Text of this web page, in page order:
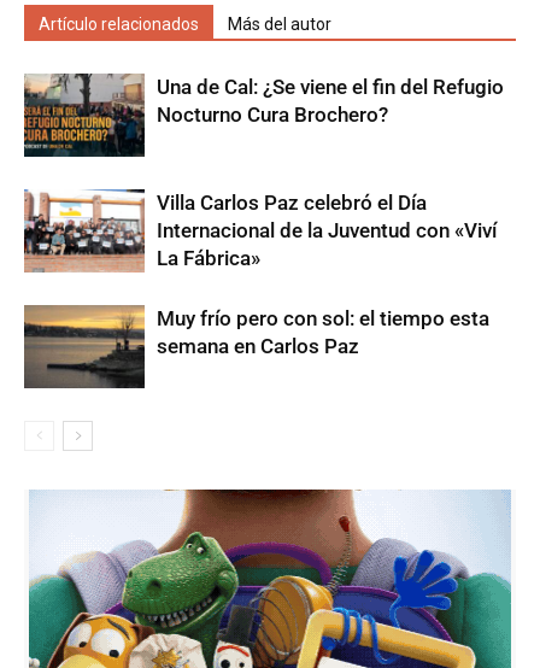
Artículo relacionados Más del autor
Una de Cal: ¿Se viene el fin del Refugio
Nocturno Cura Brochero?
Villa Carlos Paz celebró el Día
Internacional de la Juventud con «Viví
La Fábrica»
Muy frío pero con sol: el tiempo esta
semana en Carlos Paz